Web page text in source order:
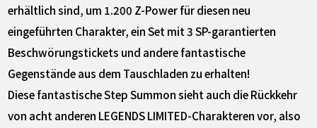
erhältlich sind, um 1.200 Z-Power für diesen neu
eingeführten Charakter, ein Set mit 3 SP-garantierten
Beschwörungstickets und andere fantastische
Gegenstände aus dem Tauschladen zu erhalten!
Diese fantastische Step Summon sieht auch die Rückkehr
von acht anderen LEGENDS LIMITED-Charakteren vor, also